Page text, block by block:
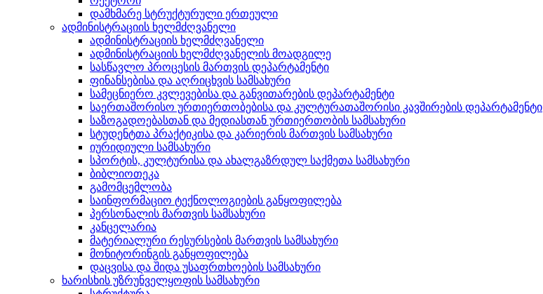
დამხმარე სტრუქტურული ერთეული
ადმინისტრაციის ხელმძღვანელი
ადმინისტრაციის ხელმძღვანელი
ადმინისტრაციის ხელმძღვანელის მოადგილე
სასწავლო პროცესის მართვის დეპარტამენტი
ფინანსებისა და აღრიცხვის სამსახური
სამეცნიერო კვლევებისა და განვითარების დეპარტამენტი
საერთაშორისო ურთიერთობებისა და კულტურათაშორისი კავშირების დეპარტამენტი
საზოგადოებასთან და მედიასთან ურთიერთობის სამსახური
სტუდენტთა პრაქტიკისა და კარიერის მართვის სამსახური
იურიდიული სამსახური
სპორტის, კულტურისა და ახალგაზრდულ საქმეთა სამსახური
ბიბლიოთეკა
გამომცემლობა
საინფორმაციო ტექნოლოგიების განყოფილება
პერსონალის მართვის სამსახური
კანცელარია
მატერიალური რესურსების მართვის სამსახური
მონიტორინგის განყოფილება
დაცვისა და შიდა უსაფრთხოების სამსახური
ხარისხის უზრუნველყოფის სამსახური